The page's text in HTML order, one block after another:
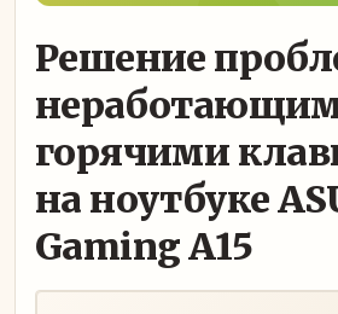
Решение
горячими
на ноутбуке
Gaming A15